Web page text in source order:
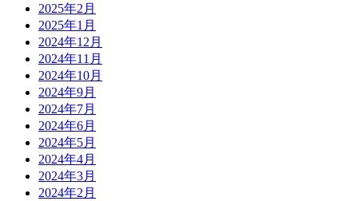
2025年2月
2025年1月
2024年12月
2024年11月
2024年10月
2024年9月
2024年7月
2024年6月
2024年5月
2024年4月
2024年3月
2024年2月